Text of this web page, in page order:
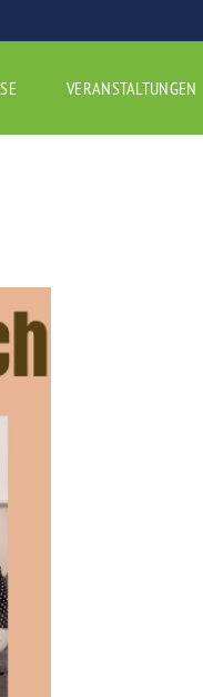
VERANSTALTUNGEN